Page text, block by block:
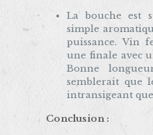
La bouche est
simple
puissance. Vin
une finale avec
Bonne
semblerait que
intransigeant que
Conclusion :